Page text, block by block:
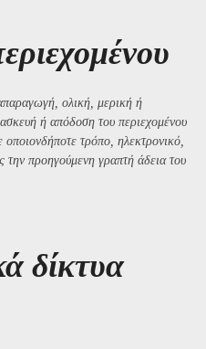
ολική, μερική ή
ή απόδοση του περιεχομένου
οποιονδήποτε τρόπο, ηλεκτρονικό,
προηγούμενη γραπτή άδεια του
δίκτυα